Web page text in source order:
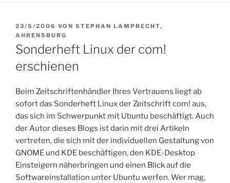
VERÖFFENTLICHT
AM
23/5/2006 VON STEPHAN LAMPRECHT,
AHRENSBURG
Sonderheft Linux der com!
erschienen
Beim Zeitschriftenhändler Ihres Vertrauens liegt ab
sofort das Sonderheft Linux der Zeitschrift com! aus,
das sich im Schwerpunkt mit Ubuntu beschäftigt. Auch
der Autor dieses Blogs ist darin mit drei Artikeln
vertreten, die sich mit der individuellen Gestaltung von
GNOME und KDE beschäftigen, den KDE-Desktop
Einsteigern näherbringen und einen Blick auf die
Softwareinstallation unter Ubuntu werfen. Wer mag,